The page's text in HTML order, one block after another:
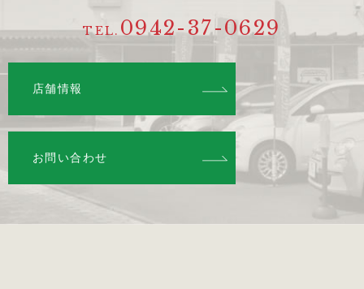
TEL. 0942-37-0629
店舗情報
お問い合わせ